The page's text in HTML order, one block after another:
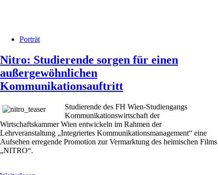
Porträt
Nitro: Studierende sorgen für einen
außergewöhnlichen
Kommunikationsauftritt
Studierende des FH Wien-Studiengangs
Kommunikationswirtschaft der
Wirtschaftskammer Wien entwickeln im Rahmen der
Lehrveranstaltung „Integriertes Kommunikationsmanagement“ eine
Aufsehen erregende Promotion zur Vermarktung des heimischen Films
„NITRO“.